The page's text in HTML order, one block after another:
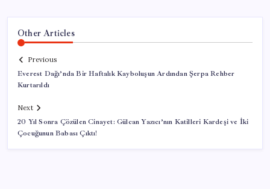
Other Articles
Previous
Everest Dağı’nda Bir Haftalık Kayboluşun Ardından Şerpa Rehber
Kurtarıldı
Next
20 Yıl Sonra Çözülen Cinayet: Gülcan Yazıcı’nın Katilleri Kardeşi ve İki
Çocuğunun Babası Çıktı!